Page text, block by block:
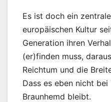
Es ist doch ein
europäischen Kultur
Generation ihren
(er)finden muss,
Reichtum und die
Dass es eben nicht bei
Braunhemd bleibt.